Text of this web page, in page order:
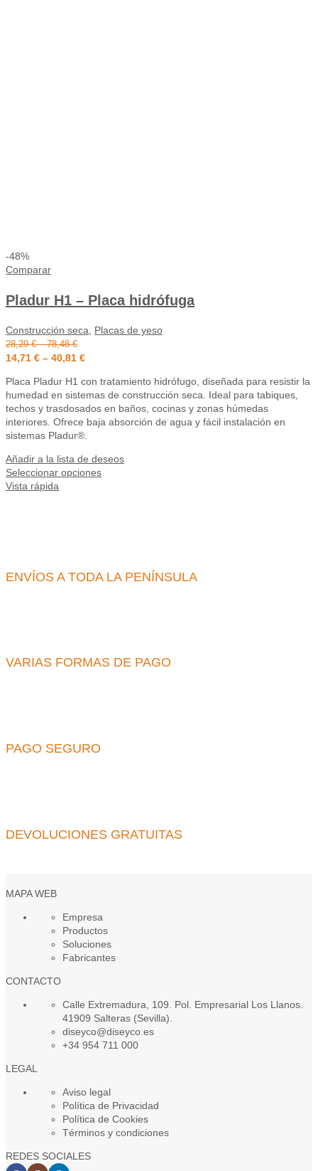
-48%
Comparar
Pladur H1 – Placa hidrófuga
Construcción seca Placas de yeso
28,29€–78,48€
14,71 € – 40,81 €
Placa Pladur H1 con tratamiento hidrófugo, diseñada para resistir la
humedad en sistemas de construcción seca. Ideal para tabiques,
techos y trasdosados en baños, cocinas y zonas húmedas
interiores. Ofrece baja absorción de agua y fácil instalación en
sistemas Pladur®.
Añadir a la lista de deseos
Seleccionar opciones
Vista rápida
ENVÍOS A TODA LA PENÍNSULA
VARIAS FORMAS DE PAGO
PAGO SEGURO
DEVOLUCIONES GRATUITAS
MAPA WEB
Empresa
Productos
Soluciones
Fabricantes
CONTACTO
Calle Extremadura, 109. Pol. Empresarial Los Llanos.
41909 Salteras (Sevilla).
diseyco@diseyco.es
+34 954 711 000
LEGAL
Aviso legal
Política de Privacidad
Política de Cookies
Términos y condiciones
REDES SOCIALES